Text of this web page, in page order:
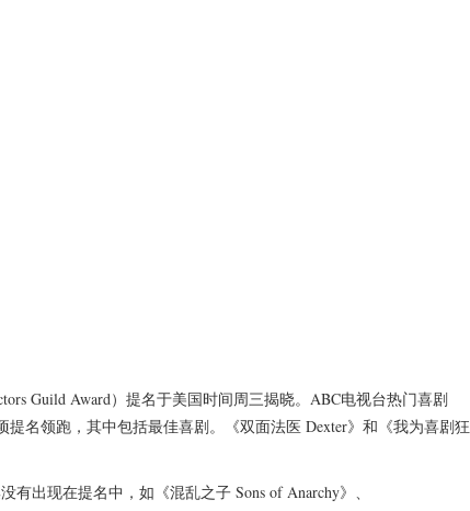
Guild Award）提名于美国时间周三揭晓。ABC电视台热门喜剧
提名领跑，其中包括最佳喜剧。《双面法医 Dexter》和《我为喜剧狂
出现在提名中，如《混乱之子 Sons of Anarchy》、